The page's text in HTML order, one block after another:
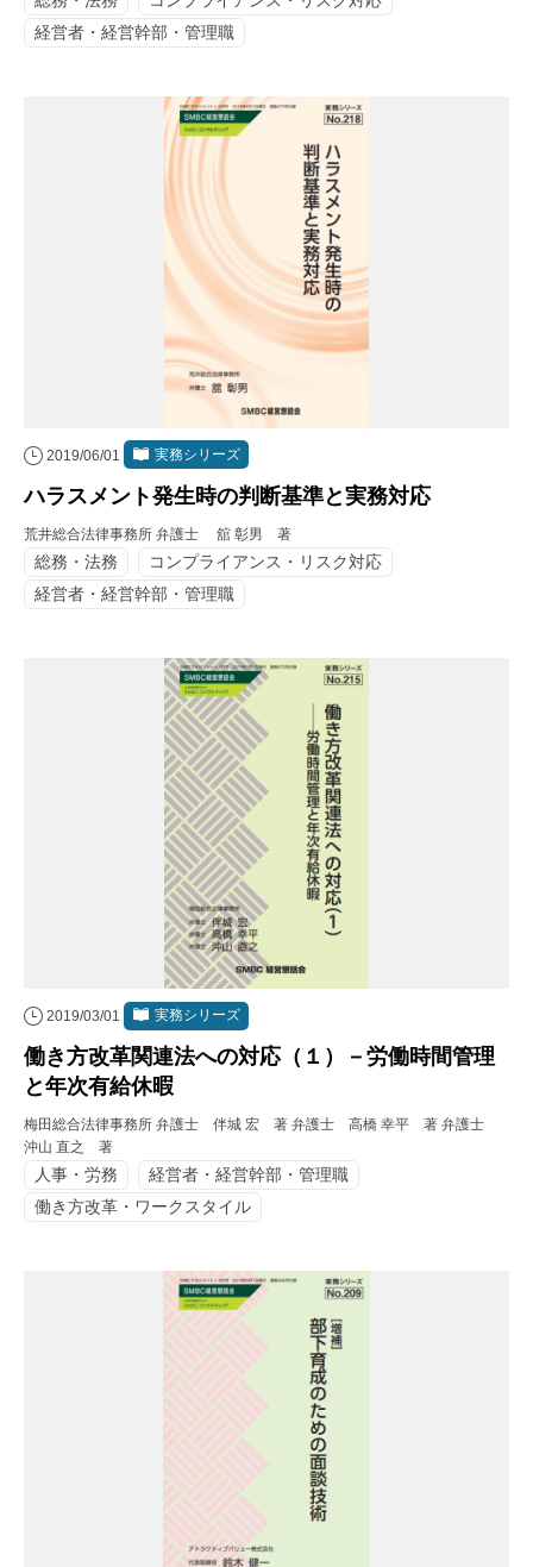
経営者・経営幹部・管理職
2019/06/01 実務シリーズ
ハラスメント発生時の判断基準と実務対応
荒井総合法律事務所 弁護士 舘 彰男 著
総務・法務
コンプライアンス・リスク対応
経営者・経営幹部・管理職
2019/03/01 実務シリーズ
働き方改革関連法への対応（１）－労働時間管理
と年次有給休暇
梅田総合法律事務所 弁護士 伴城 宏 著 弁護士 高橋 幸平 著 弁護士
沖山 直之 著
人事・労務
経営者・経営幹部・管理職
働き方改革・ワークスタイル